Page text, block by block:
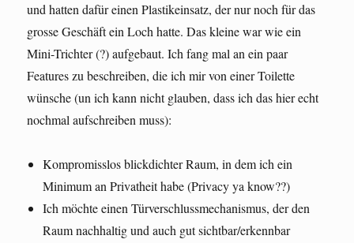
und hatten dafür einen Plastikeinsatz, der nur noch für das
grosse Geschäft ein Loch hatte. Das kleine war wie ein
Mini-Trichter (?) aufgebaut. Ich fang mal an ein paar
Features zu beschreiben, die ich mir von einer Toilette
wünsche (un ich kann nicht glauben, dass ich das hier echt
nochmal aufschreiben muss):
Kompromisslos blickdichter Raum, in dem ich ein
Minimum an Privatheit habe (Privacy ya know??)
Ich möchte einen Türverschlussmechanismus, der den
Raum nachhaltig und auch gut sichtbar/erkennbar